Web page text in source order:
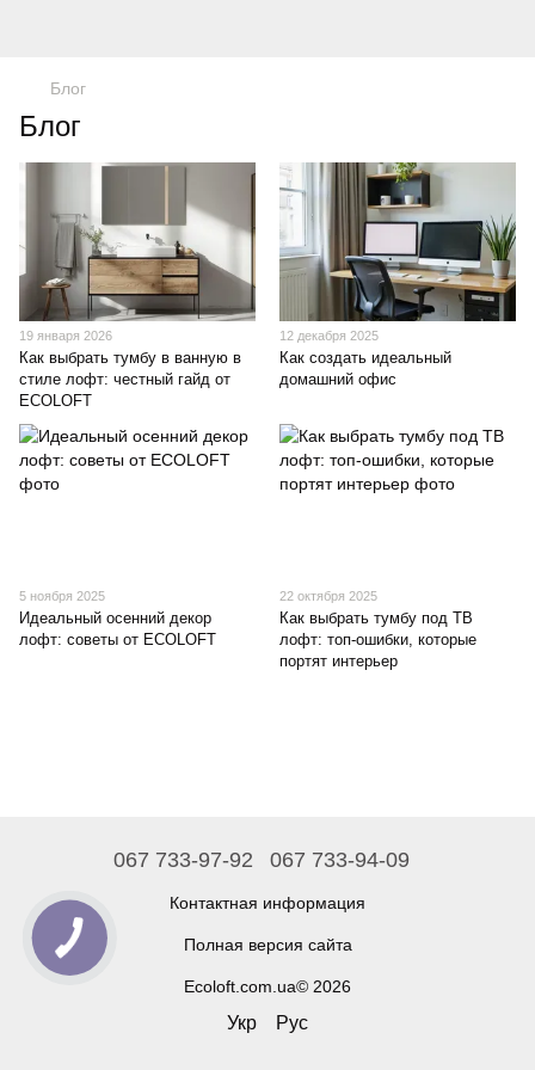
Блог
Блог
19 января 2026
Как выбрать тумбу в ванную в
стиле лофт: честный гайд от
ECOLOFT
12 декабря 2025
Как создать идеальный
домашний офис
5 ноября 2025
Идеальный осенний декор
лофт: советы от ECOLOFT
22 октября 2025
Как выбрать тумбу под ТВ
лофт: топ-ошибки, которые
портят интерьер
067 733-97-92 067 733-94-09
Контактная информация
Полная версия сайта
Ecoloft.com.ua© 2026
Укр Рус